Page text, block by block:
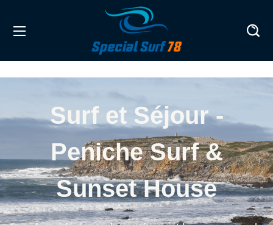
Surf et Séjour -
Peniche Surf &
Sunset House